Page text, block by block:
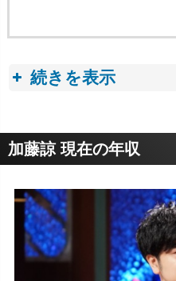
続きを表示
収入トピック
加藤諒 現在の年収